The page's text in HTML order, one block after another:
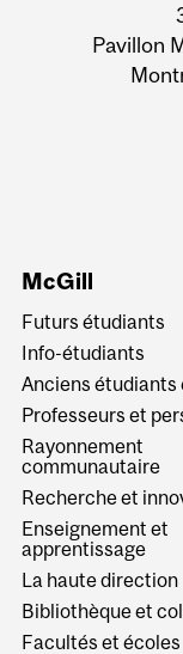
Pavillon
McGill
Futurs étudiants
Info-étudiants
Anciens étudiants
Professeurs et
Rayonnement
communautaire
Recherche et
Enseignement et
apprentissage
La haute direction
Bibliothèque et
Facultés et écoles